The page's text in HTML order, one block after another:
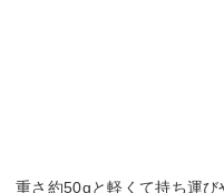
重さ約50gと軽くて持ち運び